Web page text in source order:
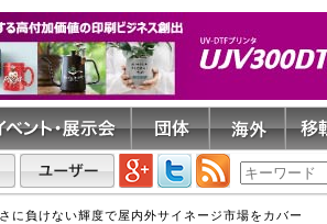
負けない輝度で屋内外サイネージ市場をカバー